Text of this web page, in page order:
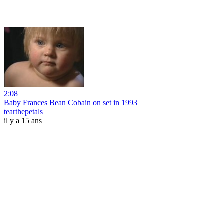
2:08
Baby Frances Bean Cobain on set in 1993
tearthepetals
il y a 15 ans